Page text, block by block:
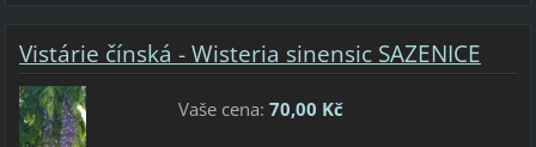
Vistárie čínská - Wisteria sinensic SAZENICE
Vaše cena: 70,00 Kč